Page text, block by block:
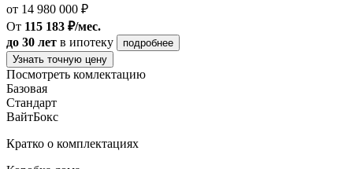
от 14 980 000 ₽
От 115 183 ₽/мес.
до 30 лет в ипотеку
подробнее
Узнать точную цену
Посмотреть комлектацию
Базовая
Стандарт
ВайтБокс
Кратко о комплектациях